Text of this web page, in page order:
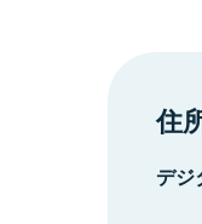
住
デジ